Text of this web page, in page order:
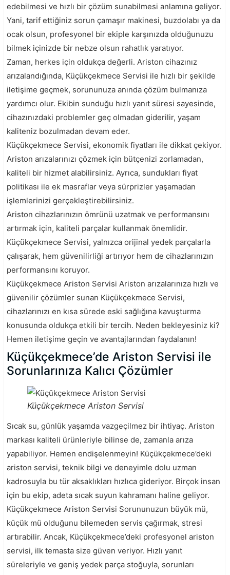
edebilmesi ve hızlı bir çözüm sunabilmesi anlamına geliyor.
Yani, tarif ettiğiniz sorun çamaşır makinesi, buzdolabı ya da
ocak olsun, profesyonel bir ekiple karşınızda olduğunuzu
bilmek içinizde bir nebze olsun rahatlık yaratıyor.
Zaman, herkes için oldukça değerli. Ariston cihazınız
arızalandığında, Küçükçekmece Servisi ile hızlı bir şekilde
iletişime geçmek, sorununuza anında çözüm bulmanıza
yardımcı olur. Ekibin sunduğu hızlı yanıt süresi sayesinde,
cihazınızdaki problemler geç olmadan giderilir, yaşam
kaliteniz bozulmadan devam eder.
Küçükçekmece Servisi, ekonomik fiyatları ile dikkat çekiyor.
Ariston arızalarınızı çözmek için bütçenizi zorlamadan,
kaliteli bir hizmet alabilirsiniz. Ayrıca, sundukları fiyat
politikası ile ek masraflar veya sürprizler yaşamadan
işlemlerinizi gerçekleştirebilirsiniz.
Ariston cihazlarınızın ömrünü uzatmak ve performansını
artırmak için, kaliteli parçalar kullanmak önemlidir.
Küçükçekmece Servisi, yalnızca orijinal yedek parçalarla
çalışarak, hem güvenilirliği artırıyor hem de cihazlarınızın
performansını koruyor.
Küçükçekmece Ariston Servisi Ariston arızalarınıza hızlı ve
güvenilir çözümler sunan Küçükçekmece Servisi,
cihazlarınızı en kısa sürede eski sağlığına kavuşturma
konusunda oldukça etkili bir tercih. Neden bekleyesiniz ki?
Hemen iletişime geçin ve avantajlarından faydalanın!
Küçükçekmece’de Ariston Servisi ile
Sorunlarınıza Kalıcı Çözümler
Küçükçekmece Ariston Servisi
Sıcak su, günlük yaşamda vazgeçilmez bir ihtiyaç. Ariston
markası kaliteli ürünleriyle bilinse de, zamanla arıza
yapabiliyor. Hemen endişelenmeyin! Küçükçekmece’deki
ariston servisi, teknik bilgi ve deneyimle dolu uzman
kadrosuyla bu tür aksaklıkları hızlıca gideriyor. Birçok insan
için bu ekip, adeta sıcak suyun kahramanı haline geliyor.
Küçükçekmece Ariston Servisi Sorununuzun büyük mü,
küçük mü olduğunu bilemeden servis çağırmak, stresi
artırabilir. Ancak, Küçükçekmece’deki profesyonel ariston
servisi, ilk temasta size güven veriyor. Hızlı yanıt
süreleriyle ve geniş yedek parça stoğuyla, sorunları